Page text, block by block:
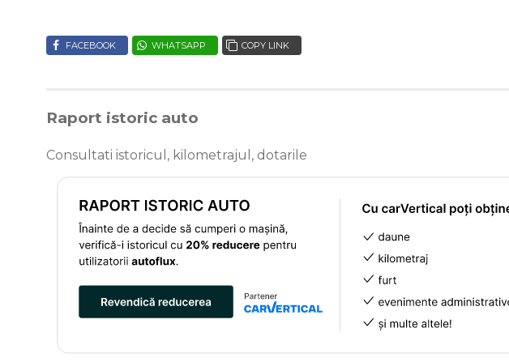
FACEBOOK WHATSAPP COPY LINK
Raport istoric auto
Consultati istoricul, kilometrajul, dotarile